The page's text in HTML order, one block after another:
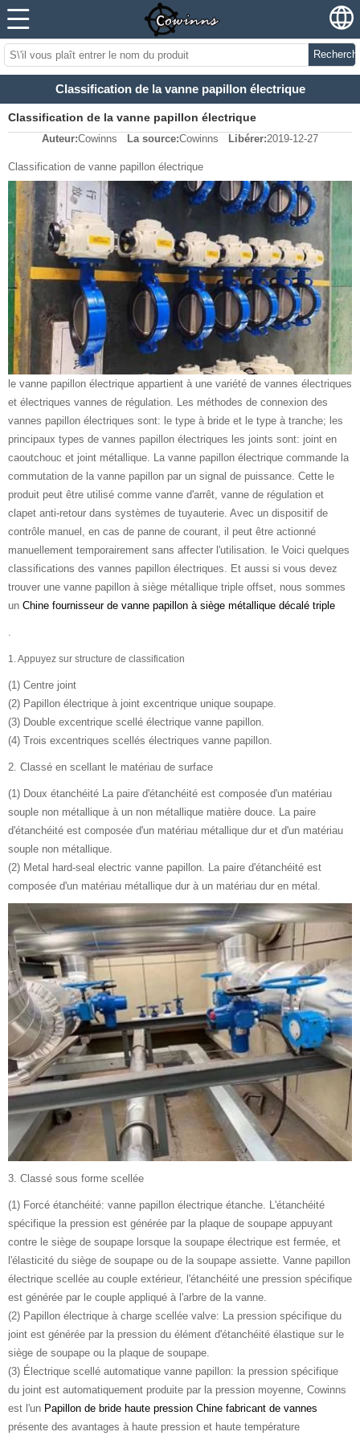
Classification de la vanne papillon électrique
Classification de la vanne papillon électrique
Auteur:Cowinns La source:Cowinns Libérer:2019-12-27
Classification de vanne papillon électrique
le vanne papillon électrique appartient à une variété de vannes électriques
et électriques vannes de régulation. Les méthodes de connexion des
vannes papillon électriques sont: le type à bride et le type à tranche; les
principaux types de vannes papillon électriques les joints sont: joint en
caoutchouc et joint métallique. La vanne papillon électrique commande la
commutation de la vanne papillon par un signal de puissance. Cette le
produit peut être utilisé comme vanne d'arrêt, vanne de régulation et
clapet anti-retour dans systèmes de tuyauterie. Avec un dispositif de
contrôle manuel, en cas de panne de courant, il peut être actionné
manuellement temporairement sans affecter l'utilisation. le Voici quelques
classifications des vannes papillon électriques. Et aussi si vous devez
trouver une vanne papillon à siège métallique triple offset, nous sommes
un Chine fournisseur de vanne papillon à siège métallique décalé triple
.
1. Appuyez sur structure de classification
(1) Centre joint
(2) Papillon électrique à joint excentrique unique soupape.
(3) Double excentrique scellé électrique vanne papillon.
(4) Trois excentriques scellés électriques vanne papillon.
2. Classé en scellant le matériau de surface
(1) Doux étanchéité La paire d'étanchéité est composée d'un matériau
souple non métallique à un non métallique matière douce. La paire
d'étanchéité est composée d'un matériau métallique dur et d'un matériau
souple non métallique.
(2) Metal hard-seal electric vanne papillon. La paire d'étanchéité est
composée d'un matériau métallique dur à un matériau dur en métal.
3. Classé sous forme scellée
(1) Forcé étanchéité: vanne papillon électrique étanche. L'étanchéité
spécifique la pression est générée par la plaque de soupape appuyant
contre le siège de soupape lorsque la soupape électrique est fermée, et
l'élasticité du siège de soupape ou de la soupape assiette. Vanne papillon
électrique scellée au couple extérieur, l'étanchéité une pression spécifique
est générée par le couple appliqué à l'arbre de la vanne.
(2) Papillon électrique à charge scellée valve: La pression spécifique du
joint est générée par la pression du élément d'étanchéité élastique sur le
siège de soupape ou la plaque de soupape.
(3) Électrique scellé automatique vanne papillon: la pression spécifique
du joint est automatiquement produite par la pression moyenne, Cowinns
est l'un Papillon de bride haute pression Chine fabricant de vannes
présente des avantages à haute pression et haute température